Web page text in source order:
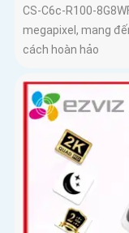
CS-C6c-R100-
megapixel, mang
cách hoàn hảo